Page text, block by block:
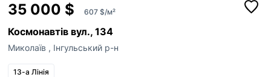
35 000 $ 607 $/м²
Космонавтів вул., 134
Миколаїв , Інгульський р-н
13-а Лінія